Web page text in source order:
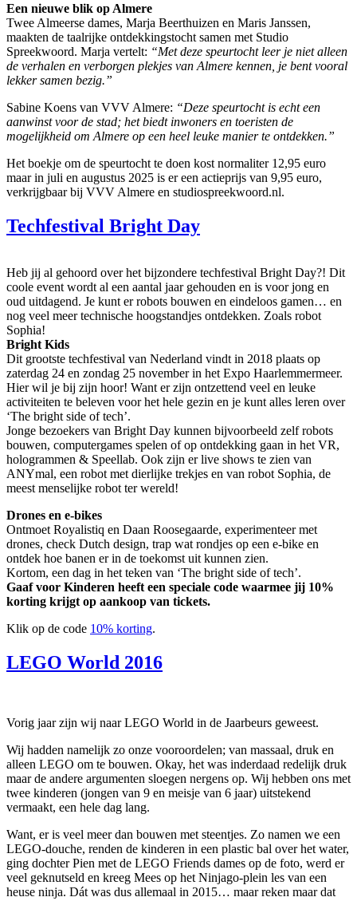
Een nieuwe blik op Almere
Twee Almeerse dames, Marja Beerthuizen en Maris Janssen,
maakten de taalrijke ontdekkingstocht samen met Studio
Spreekwoord. Marja vertelt: “Met deze speurtocht leer je niet alleen
de verhalen en verborgen plekjes van Almere kennen, je bent vooral
lekker samen bezig.”
Sabine Koens van VVV Almere: “Deze speurtocht is echt een
aanwinst voor de stad; het biedt inwoners en toeristen de
mogelijkheid om Almere op een heel leuke manier te ontdekken.”
Het boekje om de speurtocht te doen kost normaliter 12,95 euro
maar in juli en augustus 2025 is er een actieprijs van 9,95 euro,
verkrijgbaar bij VVV Almere en studiospreekwoord.nl.
Techfestival Bright Day
Heb jij al gehoord over het bijzondere techfestival Bright Day?! Dit
coole event wordt al een aantal jaar gehouden en is voor jong en
oud uitdagend. Je kunt er robots bouwen en eindeloos gamen… en
nog veel meer technische hoogstandjes ontdekken. Zoals robot
Sophia!
Bright Kids
Dit grootste techfestival van Nederland vindt in 2018 plaats op
zaterdag 24 en zondag 25 november in het Expo Haarlemmermeer.
Hier wil je bij zijn hoor! Want er zijn ontzettend veel en leuke
activiteiten te beleven voor het hele gezin en je kunt alles leren over
‘The bright side of tech’.
Jonge bezoekers van Bright Day kunnen bijvoorbeeld zelf robots
bouwen, computergames spelen of op ontdekking gaan in het VR,
hologrammen & Speellab. Ook zijn er live shows te zien van
ANYmal, een robot met dierlijke trekjes en van robot Sophia, de
meest menselijke robot ter wereld!
Drones en e-bikes
Ontmoet Royalistiq en Daan Roosegaarde, experimenteer met
drones, check Dutch design, trap wat rondjes op een e-bike en
ontdek hoe banen er in de toekomst uit kunnen zien.
Kortom, een dag in het teken van ‘The bright side of tech’.
Gaaf voor Kinderen heeft een speciale code waarmee jij 10%
korting krijgt op aankoop van tickets.
Klik op de code 10% korting.
LEGO World 2016
Vorig jaar zijn wij naar LEGO World in de Jaarbeurs geweest.
Wij hadden namelijk zo onze vooroordelen; van massaal, druk en
alleen LEGO om te bouwen. Okay, het was inderdaad redelijk druk
maar de andere argumenten sloegen nergens op. Wij hebben ons met
twee kinderen (jongen van 9 en meisje van 6 jaar) uitstekend
vermaakt, een hele dag lang.
Want, er is veel meer dan bouwen met steentjes. Zo namen we een
LEGO-douche, renden de kinderen in een plastic bal over het water,
ging dochter Pien met de LEGO Friends dames op de foto, werd er
veel geknutseld en kreeg Mees op het Ninjago-plein les van een
heuse ninja. Dát was dus allemaal in 2015… maar reken maar dat